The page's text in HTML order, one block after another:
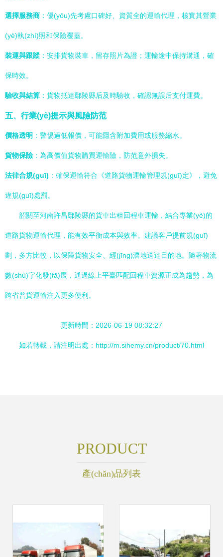
選擇服務商 ：優(yōu)先考慮口碑好、資質全的運輸代理，核實其營業
(yè)執(zhí)照和保險覆蓋。
裝運與跟蹤 ：安排貨物裝車，留存照片為證；運輸途中保持溝通，確
保時效。
驗收與結算 ：貨物抵達鄢陵縣后及時驗收，確認無誤后支付運費。
五、行業(yè)提示與風險防范
價格透明 ：警惕過低報價，可能隱含附加費用或服務縮水。
貨物保險 ：為高價值貨物購買運輸險，防范意外損失。
法律合規(guī) ：確保運輸符合《道路貨物運輸管理規(guī)定》，避免
違規(guī)處罰。
韶關至河南許昌鄢陵縣的貨車出租回程車運輸，結合專業(yè)的
道路貨物運輸代理，能有效平衡成本與效率。建議客戶提前規(guī)
劃，多方比較，以保障貨物安全、經(jīng)濟地送達目的地。隨著物流
數(shù)字化發(fā)展，通過線上平臺匹配回程車資源正成為趨勢，為
跨省普貨運輸注入更多便利。
更新時間：2026-06-19 08:32:27
如若轉載，請注明出處：http://m.sihemy.cn/product/70.html
PRODUCT
產(chǎn)品列表